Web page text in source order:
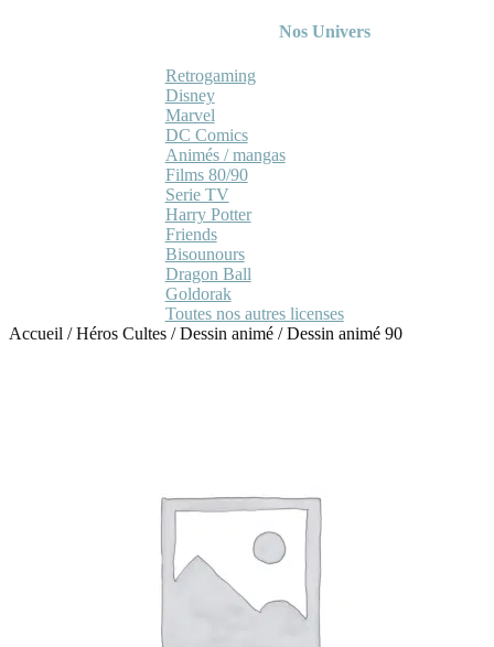
Nos Univers
Retrogaming
Disney
Marvel
DC Comics
Animés / mangas
Films 80/90
Serie TV
Harry Potter
Friends
Bisounours
Dragon Ball
Goldorak
Toutes nos autres licenses
Accueil /Héros Cultes /Dessin animé /Dessin animé 90